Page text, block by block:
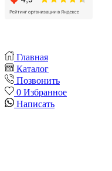
Главная
Каталог
Позвонить
0 Избранное
Написать